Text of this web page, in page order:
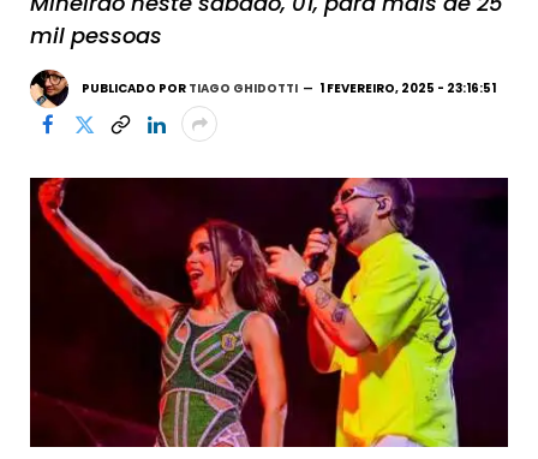
mil pessoas
PUBLICADO POR TIAGO GHIDOTTI 1 FEVEREIRO, 2025 - 23:16:51